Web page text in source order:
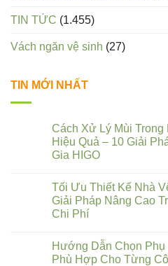
TIN TỨC (1.455)
Vách ngăn vệ sinh (27)
TIN MỚI NHẤT
Cách Xử Lý Mùi
Hiệu Quả – 10 Giải
Gia HIGO
Tối Ưu Thiết Kế Nhà
Giải Pháp Nâng Cao
Chi Phí
Hướng Dẫn Chọn
Phù Hợp Cho Từng